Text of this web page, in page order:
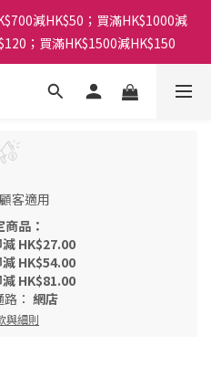
減HK$50；買滿HK$1000減
；買滿HK$1500減HK$150
客適用
商品：
HK$27.00
HK$54.00
HK$81.00
： 網店
與細則